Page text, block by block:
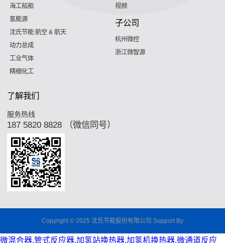
海工船舶
氢能源
沈氏节能:航空 & 航天
动力总成
工业气体
精细化工
视频
子公司
杭州微控
浙江微智源
了解我们
服务热线
187 5820 8828 （微信同号）
Copyright © 2025 沈氏节能股份有限公司 Support By
微混合器,管式反应器,加氢站换热器,加氢机换热器,微通道反应